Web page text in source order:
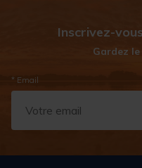
Inscrivez-
Gardez
* Email